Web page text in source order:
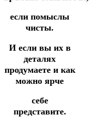
если помыслы
чисты.
И если вы их в
деталях
продумаете и как
можно ярче
себе
представите.